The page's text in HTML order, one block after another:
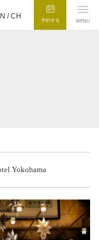
/CH
予約する MENU
Yokohama